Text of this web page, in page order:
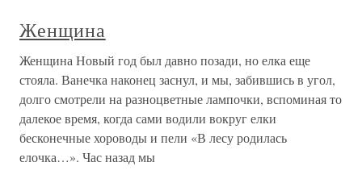
Женщина
Женщина Новый год был давно позади, но елка еще
стояла. Ванечка наконец заснул, и мы, забившись в угол,
долго смотрели на разноцветные лампочки, вспоминая то
далекое время, когда сами водили вокруг елки
бесконечные хороводы и пели «В лесу родилась
елочка…». Час назад мы